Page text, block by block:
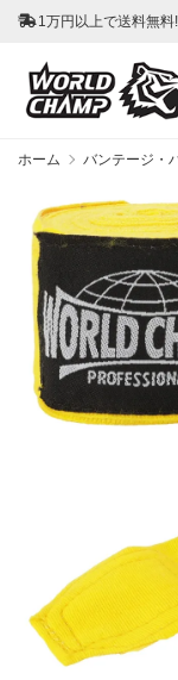
1万円以上で送料無料
ホーム バンテージ・